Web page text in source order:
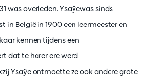
was overleden. Ysaÿewas sinds
in België in 1900 een leermeester en
kennen tijdens een
dat te harer ere werd
Ysaÿe ontmoette ze ook andere grote